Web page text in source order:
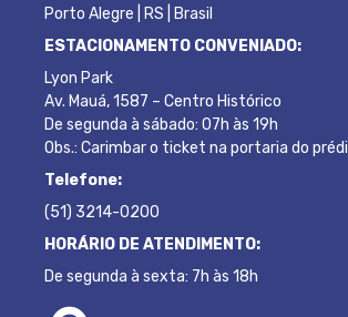
Porto Alegre | RS | Brasil
ESTACIONAMENTO CONVENIADO:
Lyon Park
Av. Mauá, 1587 – Centro Histórico
De segunda à sábado: 07h às 19h
Obs.: Carimbar o ticket na portaria do
Telefone:
(51) 3214-0200
HORÁRIO DE ATENDIMENTO:
De segunda à sexta: 7h às 18h